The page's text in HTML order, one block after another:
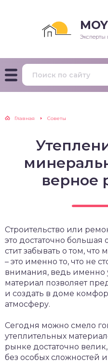
Эксперты
Главная Советы
верное
Строительство или
это достаточно большая
стит забывать о том,
– это именно то, что не
внимания, ведь именно
материал позволяет
и создать в доме
атмосферу.
Сегодня можно смело
утеплительных
рынке достаточно
без особых сложностей